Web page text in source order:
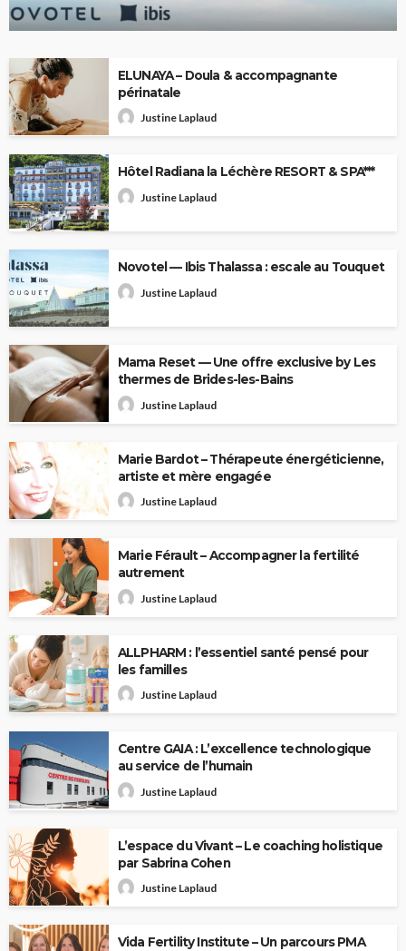
ELUNAYA – Doula & accompagnante
périnatale
Justine Laplaud
Hôtel Radiana la Léchère RESORT & SPA***
Justine Laplaud
Novotel — Ibis Thalassa : escale au Touquet
Justine Laplaud
Mama Reset — Une offre exclusive by Les
thermes de Brides-les-Bains
Justine Laplaud
Marie Bardot – Thérapeute énergéticienne,
artiste et mère engagée
Justine Laplaud
Marie Férault – Accompagner la fertilité
autrement
Justine Laplaud
ALLPHARM : l’essentiel santé pensé pour
les familles
Justine Laplaud
Centre GAIA : L’excellence technologique
au service de l’humain
Justine Laplaud
L’espace du Vivant – Le coaching holistique
par Sabrina Cohen
Justine Laplaud
Vida Fertility Institute – Un parcours PMA